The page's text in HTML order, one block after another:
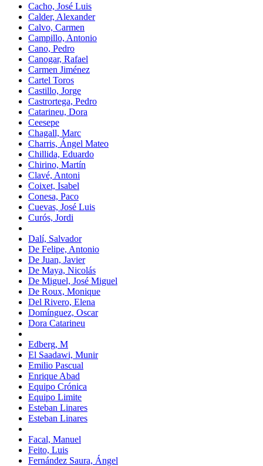
Cacho, José Luis
Calder, Alexander
Calvo, Carmen
Campillo, Antonio
Cano, Pedro
Canogar, Rafael
Carmen Jiménez
Cartel Toros
Castillo, Jorge
Castrortega, Pedro
Catarineu, Dora
Ceesepe
Chagall, Marc
Charris, Ángel Mateo
Chillida, Eduardo
Chirino, Martín
Clavé, Antoni
Coixet, Isabel
Conesa, Paco
Cuevas, José Luis
Curós, Jordi
Dalí, Salvador
De Felipe, Antonio
De Juan, Javier
De Maya, Nicolás
De Miguel, José Miguel
De Roux, Monique
Del Rivero, Elena
Domínguez, Oscar
Dora Catarineu
Edberg, M
El Saadawi, Munir
Emilio Pascual
Enrique Abad
Equipo Crónica
Equipo Limite
Esteban Linares
Esteban Linares
Facal, Manuel
Feito, Luis
Fernández Saura, Ángel